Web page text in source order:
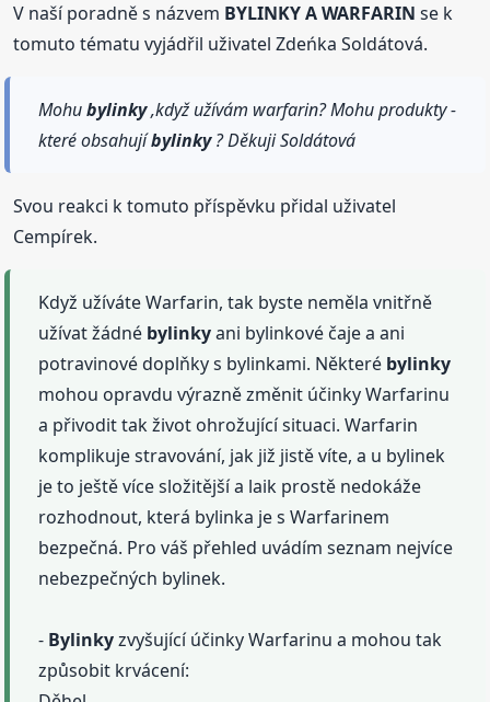
V naší poradně s názvem BYLINKY A WARFARIN se k
tomuto tématu vyjádřil uživatel Zdeńka Soldátová.
Mohubylinky,když užívám warfarin? Mohu produkty -
které obsahujíbylinky? Děkuji Soldátová
Svou reakci k tomuto příspěvku přidal uživatel
Cempírek.
Když užíváte Warfarin, tak byste neměla vnitřně
užívat žádné bylinkyani bylinkové čaje a ani
potravinové doplňky s bylinkami. Některé bylinky
mohou opravdu výrazně změnit účinky Warfarinu
a přivodit tak život ohrožující situaci. Warfarin
komplikuje stravování, jak již jistě víte, a u bylinek
je to ještě více složitější a laik prostě nedokáže
rozhodnout, která bylinka je s Warfarinem
bezpečná. Pro váš přehled uvádím seznam nejvíce
nebezpečných bylinek.
- Bylinkyzvyšující účinky Warfarinu a mohou tak
způsobit krvácení: